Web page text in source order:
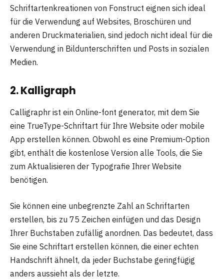
Schriftartenkreationen von Fonstruct eignen sich ideal
für die Verwendung auf Websites, Broschüren und
anderen Druckmaterialien, sind jedoch nicht ideal für die
Verwendung in Bildunterschriften und Posts in sozialen
Medien.
2. Kalligraph
Calligraphr ist ein Online-font generator, mit dem Sie
eine TrueType-Schriftart für Ihre Website oder mobile
App erstellen können. Obwohl es eine Premium-Option
gibt, enthält die kostenlose Version alle Tools, die Sie
zum Aktualisieren der Typografie Ihrer Website
benötigen.
Sie können eine unbegrenzte Zahl an Schriftarten
erstellen, bis zu 75 Zeichen einfügen und das Design
Ihrer Buchstaben zufällig anordnen. Das bedeutet, dass
Sie eine Schriftart erstellen können, die einer echten
Handschrift ähnelt, da jeder Buchstabe geringfügig
anders aussieht als der letzte.